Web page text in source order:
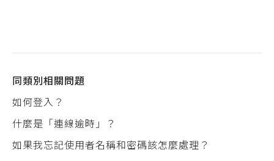
同類別相關問題
如何登入？
什麼是「連線逾時」？
如果我忘記使用者名稱和密碼該怎麼處理？